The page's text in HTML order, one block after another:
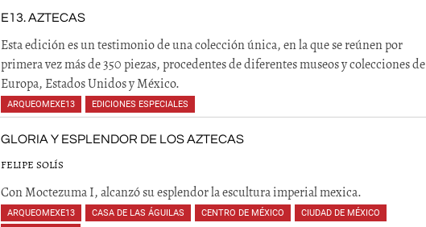
E13. AZTECAS
Esta edición es un testimonio de una colección única, en la que se reúnen por
primera vez más de 350 piezas, procedentes de diferentes museos y colecciones de
Europa, Estados Unidos y México.
ARQUEOMEXE13 EDICIONES ESPECIALES
GLORIA Y ESPLENDOR DE LOS AZTECAS
FELIPE SOLÍS
Con Moctezuma I, alcanzó su esplendor la escultura imperial mexica.
ARQUEOMEXE13 CASA DE LAS ÁGUILAS CENTRO DE MÉXICO CIUDAD DE MÉXICO